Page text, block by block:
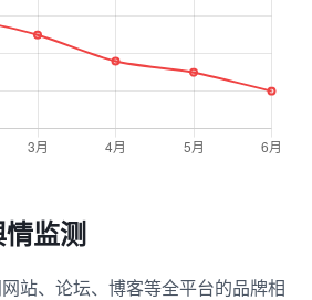
监测
站、论坛、博客等全平台的品牌相